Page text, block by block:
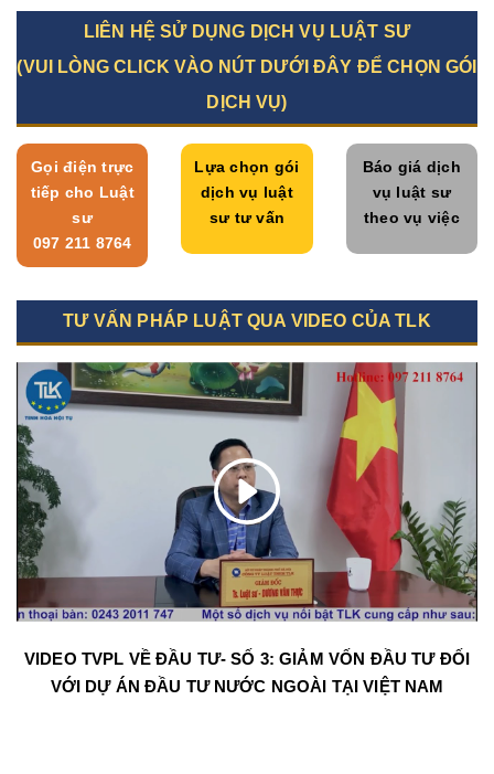
LIÊN HỆ SỬ DỤNG DỊCH VỤ LUẬT SƯ
(VUI LÒNG CLICK VÀO NÚT DƯỚI ĐÂY ĐỂ CHỌN GÓI
DỊCH VỤ)
Gọi điện trực
tiếp cho Luật
sư
097 211 8764
Lựa chọn gói
dịch vụ luật
sư tư vấn
Báo giá dịch
vụ luật sư
theo vụ việc
TƯ VẤN PHÁP LUẬT QUA VIDEO CỦA TLK
VIDEO TVPL VỀ ĐẦU TƯ- SỐ 3: GIẢM VỐN ĐẦU TƯ ĐỐI
VỚI DỰ ÁN ĐẦU TƯ NƯỚC NGOÀI TẠI VIỆT NAM